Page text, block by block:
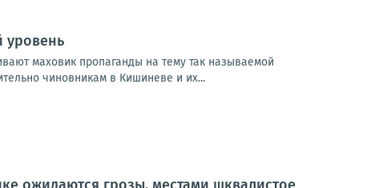
уровень
маховик пропаганды на тему так называемой
чиновникам в Кишиневе и их...